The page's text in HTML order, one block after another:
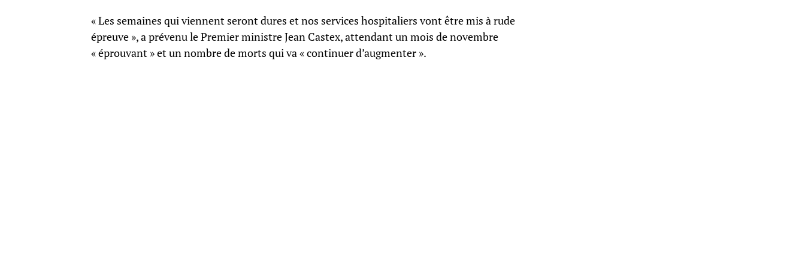
« Les semaines qui viennent seront dures et nos services hospitaliers vont être mis à rude
épreuve », a prévenu le Premier ministre Jean Castex, attendant un mois de novembre
« éprouvant » et un nombre de morts qui va « continuer d’augmenter ».